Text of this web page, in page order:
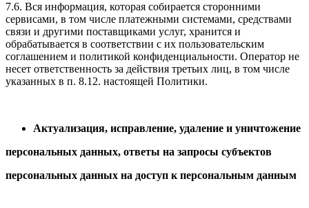
7.6. Вся информация, которая собирается сторонними
сервисами, в том числе платежными системами, средствами
связи и другими поставщиками услуг, хранится и
обрабатывается в соответствии с их пользовательским
соглашением и политикой конфиденциальности. Оператор не
несет ответственность за действия третьих лиц, в том числе
указанных в п. 8.12. настоящей Политики.
Актуализация, исправление, удаление и уничтожение
персональных данных, ответы на запросы субъектов
персональных данных на доступ к персональным данным